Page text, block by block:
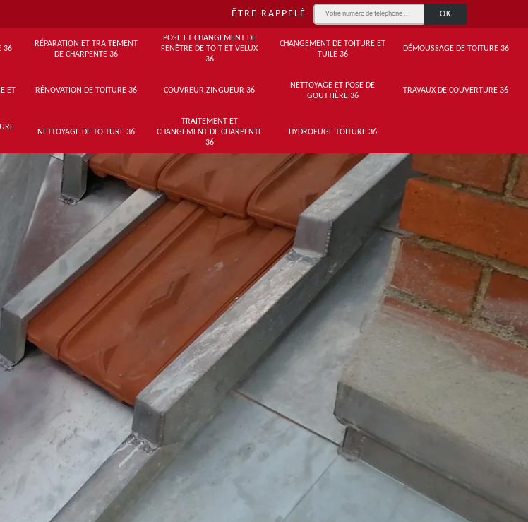
ÊTRE RAPPELÉ
36
RÉPARATION ET TRAITEMENT
DE CHARPENTE 36
POSE ET CHANGEMENT DE
FENÊTRE DE TOIT ET VELUX
36
CHANGEMENT DE TOITURE ET
TUILE 36
DÉMOUSSAGE DE TOITURE 36
ET
RÉNOVATION DE TOITURE 36 COUVREUR ZINGUEUR 36
NETTOYAGE ET POSE DE
GOUTTIÈRE 36
TRAVAUX DE COUVERTURE 36
NETTOYAGE DE TOITURE 36
TRAITEMENT ET
CHANGEMENT DE CHARPENTE
36
HYDROFUGE TOITURE 36